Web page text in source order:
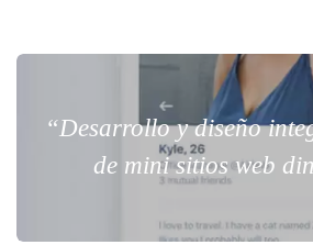
“Desarrollo y diseño
de mini sitios web